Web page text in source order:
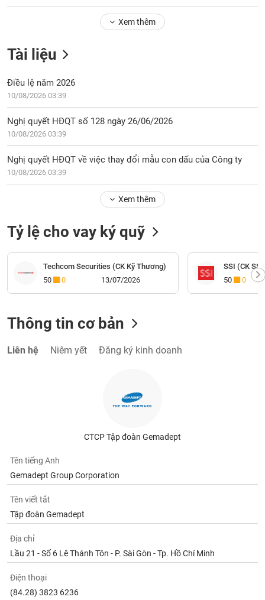
Xem thêm
Tài liệu
Điều lệ năm 2026
10/08/2026 03:39
Nghị quyết HĐQT số 128 ngày 26/06/2026
10/08/2026 03:39
Nghị quyết HĐQT về việc thay đổi mẫu con dấu của Công ty
10/08/2026 03:39
Xem thêm
Tỷ lệ cho vay ký quỹ
Techcom Securities (CK Kỹ Thương)
50
0 13/07/2026
SSI (CK
50
0
Thông tin cơ bản
Liên hệ Niêm yết Đăng ký kinh doanh
CTCP Tập đoàn Gemadept
Tên tiếng Anh
Gemadept Group Corporation
Tên viết tắt
Tập đoàn Gemadept
Địa chỉ
Lầu 21 - Số 6 Lê Thánh Tôn - P. Sài Gòn - Tp. Hồ Chí Minh
Điện thoại
(84.28) 3823 6236